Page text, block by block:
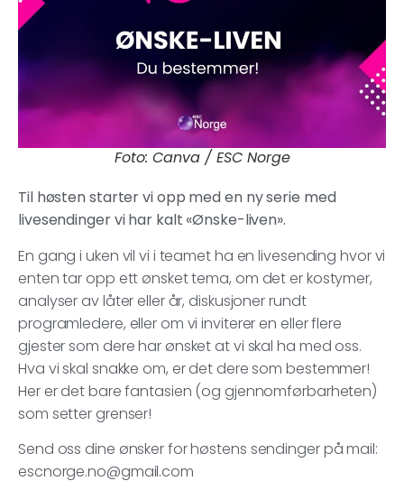
Foto: Canva / ESC Norge
Til høsten starter vi opp med en ny serie med
livesendinger vi har kalt «Ønske-liven».
En gang i uken vil vi i teamet ha en livesending hvor vi
enten tar opp ett ønsket tema, om det er kostymer,
analyser av låter eller år, diskusjoner rundt
programledere, eller om vi inviterer en eller flere
gjester som dere har ønsket at vi skal ha med oss.
Hva vi skal snakke om, er det dere som bestemmer!
Her er det bare fantasien (og gjennomførbarheten)
som setter grenser!
Send oss dine ønsker for høstens sendinger på mail:
escnorge.no@gmail.com